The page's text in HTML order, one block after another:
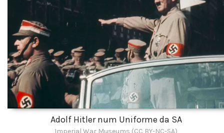
Adolf Hitler num Uniforme da SA